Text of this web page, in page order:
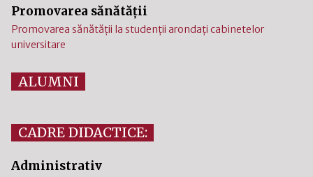
Promovarea sănătății
Promovarea sănătății la studenții arondați cabinetelor
universitare
ALUMNI
CADRE DIDACTICE:
Administrativ